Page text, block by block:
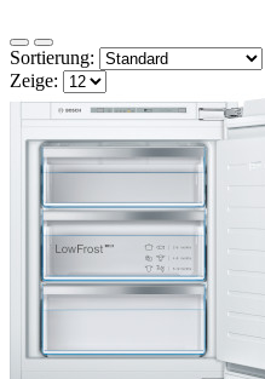
Sortierung:
Zeige: